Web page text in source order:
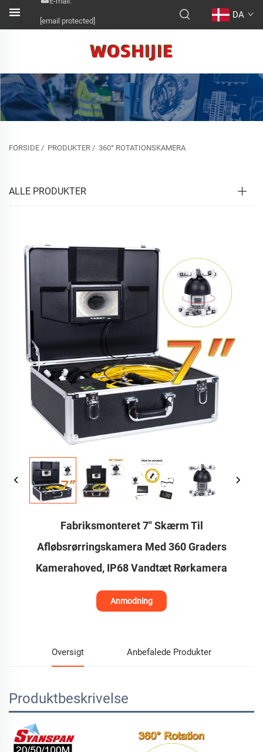
[email protected]
DA
FORSIDE / PRODUKTER / 360° ROTATIONSKAMERA
ALLE PRODUKTER
Fabriksmonteret 7" Skærm Til
Afløbsrørringskamera Med 360 Graders
Kamerahoved, IP68 Vandtæt Rørkamera
Anmodning
Oversigt Anbefalede Produkter
Produktbeskrivelse